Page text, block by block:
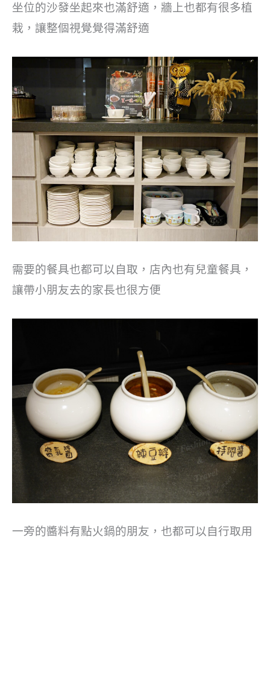
坐位的沙發坐起來也滿舒適，牆上也都有很多植
栽，讓整個視覺覺得滿舒適
需要的餐具也都可以自取，店內也有兒童餐具，
讓帶小朋友去的家長也很方便
一旁的醬料有點火鍋的朋友，也都可以自行取用